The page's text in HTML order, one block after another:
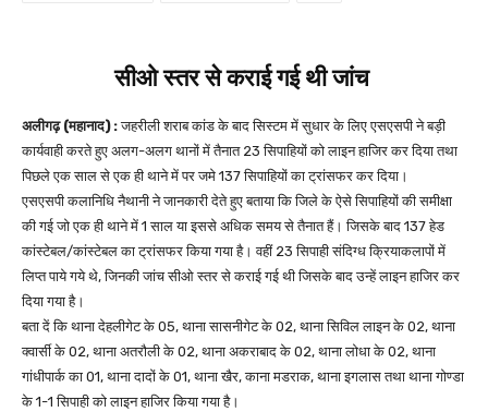
सीओ स्तर से कराई गई थी जांच
अलीगढ़ (महानाद) :जहरीली शराब कांड के बाद सिस्टम में सुधार के लिए एसएसपी ने बड़ी
कार्यवाही करते हुए अलग-अलग थानों में तैनात 23 सिपाहियों को लाइन हाजिर कर दिया तथा
पिछले एक साल से एक ही थाने में पर जमे 137 सिपाहियों का ट्रांसफर कर दिया।
एसएसपी कलानिधि नैथानी ने जानकारी देते हुए बताया कि जिले के ऐसे सिपाहियों की समीक्षा
की गई जो एक ही थाने में 1 साल या इससे अधिक समय से तैनात हैं। जिसके बाद 137 हेड
कांस्टेबल/कांस्टेबल का ट्रांसफर किया गया है। वहीं 23 सिपाही संदिग्ध क्रियाकलापों में
लिप्त पाये गये थे, जिनकी जांच सीओ स्तर से कराई गई थी जिसके बाद उन्हें लाइन हाजिर कर
दिया गया है।
बता दें कि थाना देहलीगेट के 05, थाना सासनीगेट के 02, थाना सिविल लाइन के 02, थाना
क्वार्सी के 02, थाना अतरौली के 02, थाना अकराबाद के 02, थाना लोधा के 02, थाना
गांधीपार्क का 01, थाना दादों के 01, थाना खैर, काना मडराक, थाना इगलास तथा थाना गोण्डा
के 1-1 सिपाही को लाइन हाजिर किया गया है।